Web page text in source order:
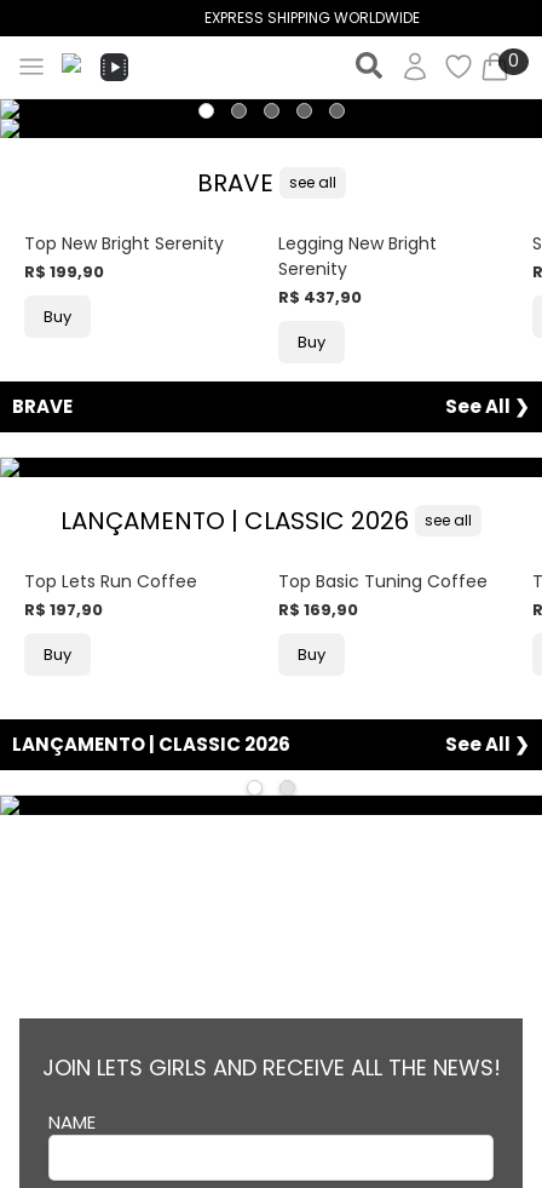
EXPRESS SHIPPING WORLDWIDE
0
BRAVE see all
Top New Bright Serenity
R$ 199,90
Buy
Legging New Bright
Serenity
R$ 437,90
Buy
BRAVE See All ❯
LANÇAMENTO | CLASSIC 2026 see all
Top Lets Run Coffee
R$ 197,90
Buy
Top Basic Tuning Coffee
R$ 169,90
Buy
LANÇAMENTO | CLASSIC 2026 See All ❯
JOIN LETS GIRLS AND RECEIVE ALL THE NEWS!
NAME